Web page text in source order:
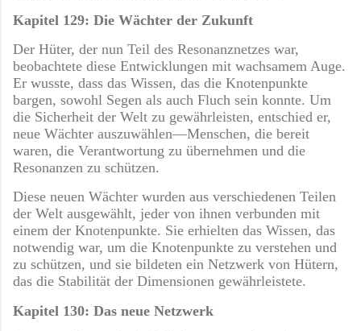
Kapitel 129: Die Wächter der Zukunft
Der Hüter, der nun Teil des Resonanznetzes war,
beobachtete diese Entwicklungen mit wachsamem Auge.
Er wusste, dass das Wissen, das die Knotenpunkte
bargen, sowohl Segen als auch Fluch sein konnte. Um
die Sicherheit der Welt zu gewährleisten, entschied er,
neue Wächter auszuwählen—Menschen, die bereit
waren, die Verantwortung zu übernehmen und die
Resonanzen zu schützen.
Diese neuen Wächter wurden aus verschiedenen Teilen
der Welt ausgewählt, jeder von ihnen verbunden mit
einem der Knotenpunkte. Sie erhielten das Wissen, das
notwendig war, um die Knotenpunkte zu verstehen und
zu schützen, und sie bildeten ein Netzwerk von Hütern,
das die Stabilität der Dimensionen gewährleistete.
Kapitel 130: Das neue Netzwerk